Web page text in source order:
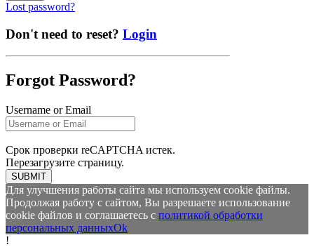
Lost password?
Don't need to reset? Login
Forgot Password?
Username or Email
Срок проверки reCAPTCHA истек.
Перезагрузите страницу.
SUBMIT
Для улучшения работы сайта мы используем cookie файлы.
Продолжая работу с сайтом, Вы разрешаете использование
cookie файлов и соглашаетесь с политикой обработки
персональных данныхOk
!